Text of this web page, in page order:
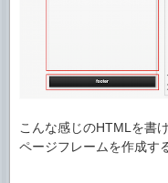
こんな感じのHTMLを書
ページフレームを作成す